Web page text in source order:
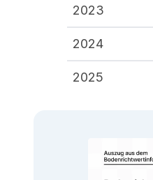
2023
2024
2025